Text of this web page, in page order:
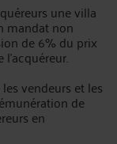
une villa
mandat non
de 6% du prix
vendeurs et les
de
en